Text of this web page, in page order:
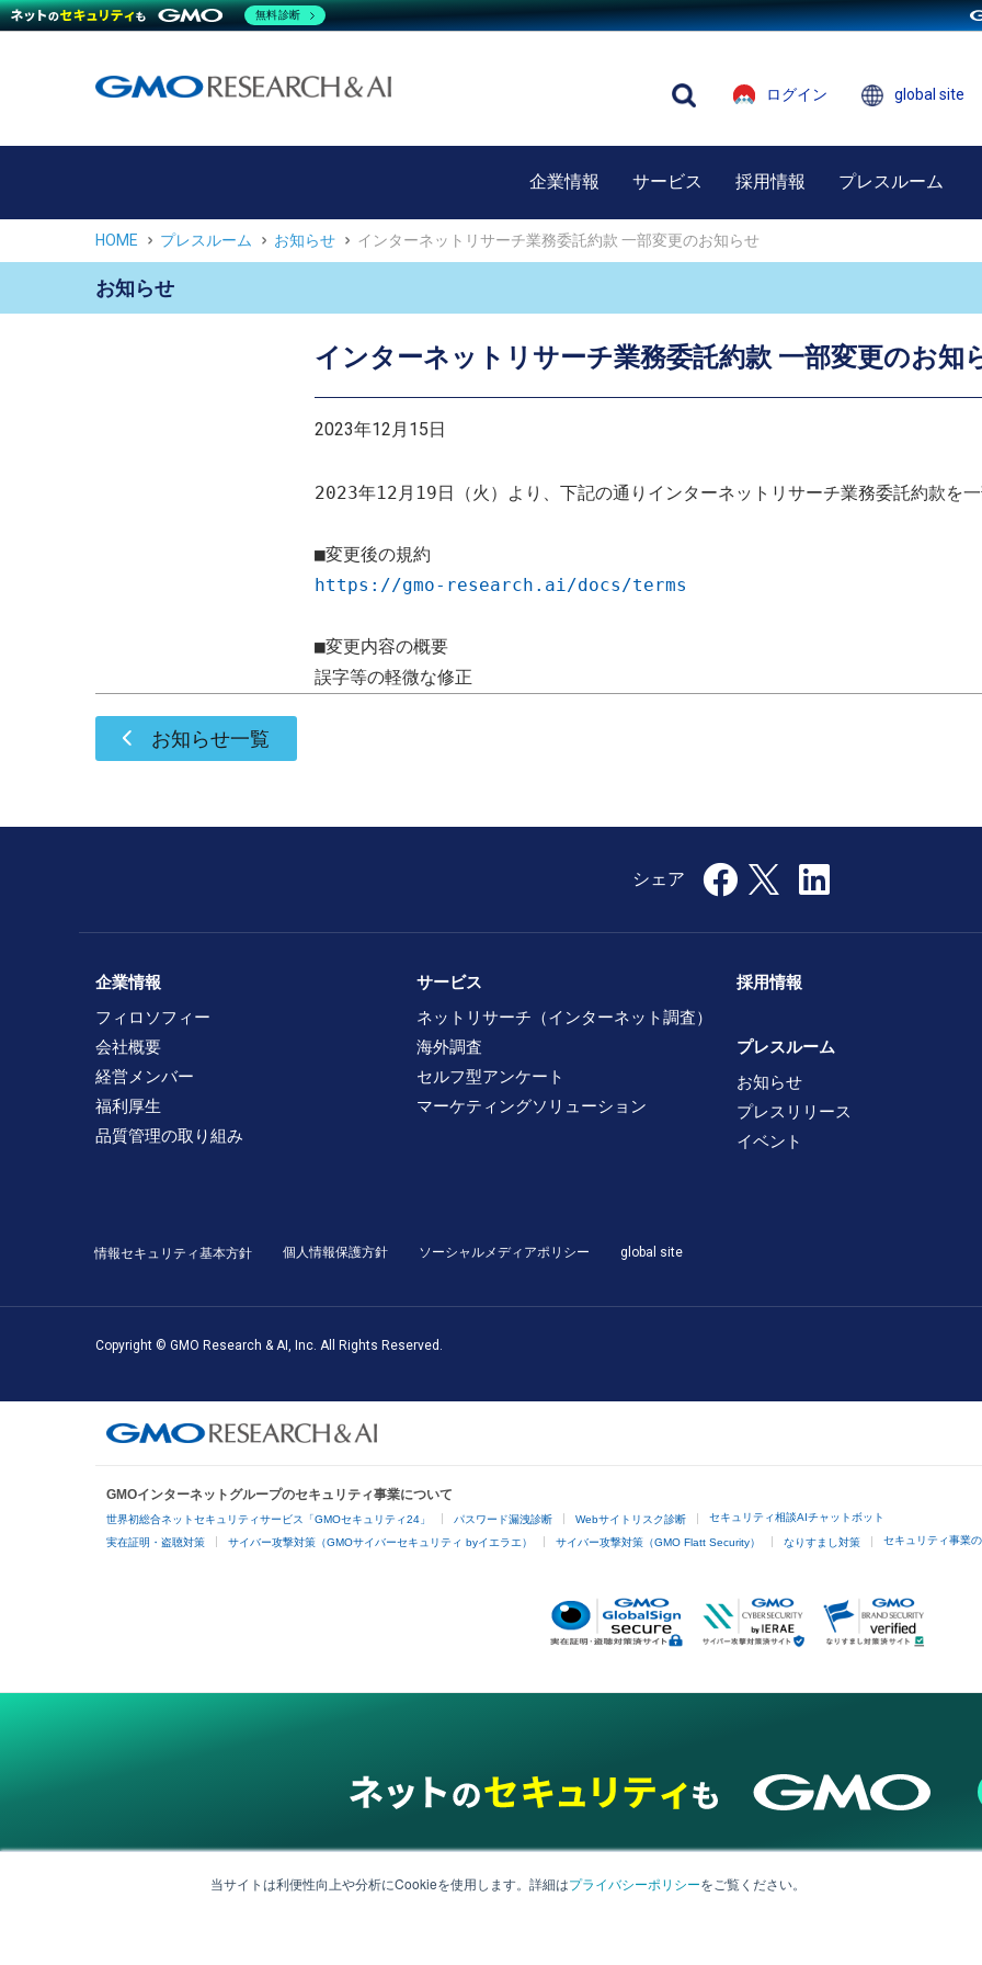
当サイトは利便性向上や分析にCookieを使用します。詳細はプライバシーポリシーをご覧ください。
global site
ログイン
企業情報 サービス 採用情報 プレスルーム
HOME プレスルーム お知らせ インターネットリサーチ業務委託約款 一部変更のお知らせ
お知らせ
インターネットリサーチ業務委託約款 一部変更のお知
2023年12月15日
2023年12月19日（火）より、下記の通りインターネットリサーチ業務委託約款を一
https://gmo-research.ai/docs/terms
■変更内容の概要
お知らせ一覧
企業情報
フィロソフィー
会社概要
経営メンバー
福利厚生
品質管理の取り組み
サービス
ネットリサーチ（インターネット調査）
海外調査
セルフ型アンケート
マーケティングソリューション
採用情報
プレスルーム
お知らせ
プレスリリース
イベント
情報セキュリティ基本方針 個人情報保護方針 ソーシャルメディアポリシー global site
Copyright © GMO Research & AI, Inc. All Rights Reserved.
GMOインターネットグループのセキュリティ事業について
世界初総合ネットセキュリティサービス「GMOセキュリティ24」 パスワード漏洩診断 Webサイトリスク診断 セキュリティ相談AIチャットボット
実在証明・盗聴対策 サイバー攻撃対策（GMOサイバーセキュリティ byイエラエ） サイバー攻撃対策（GMO Flatt Security） なりすまし対策 セキュリティ事業
無料診断